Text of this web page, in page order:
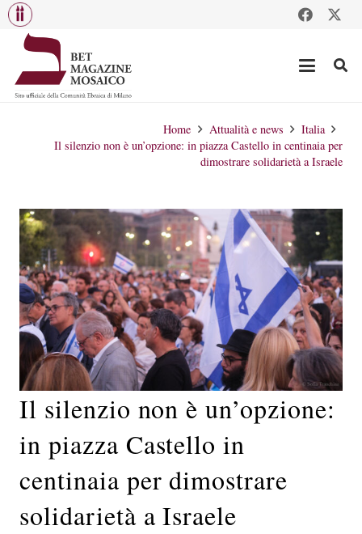
Home Attualità e news
Italia
Il silenzio non è un’opzione: in piazza Castello in centinaia per
dimostrare solidarietà a Israele
Il silenzio non è un’opzione:
in piazza Castello in
centinaia per dimostrare
solidarietà a Israele